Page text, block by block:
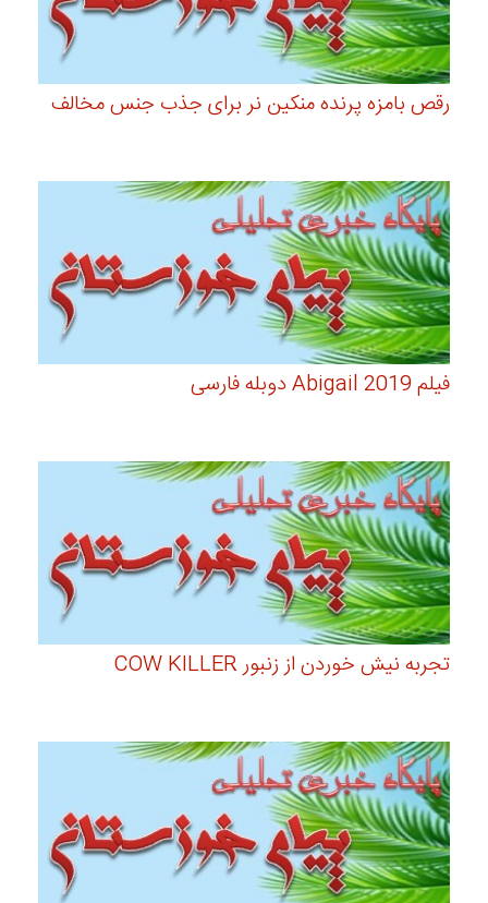
رقص بامزه پرنده منکین نر برای جذب جنس مخالف
فیلم Abigail 2019 دوبله فارسی
تجربه نیش خوردن از زنبور COW KILLER